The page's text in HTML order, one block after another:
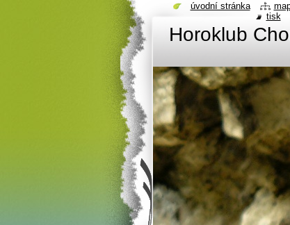
Horoklub
úvodní stránka
tisk